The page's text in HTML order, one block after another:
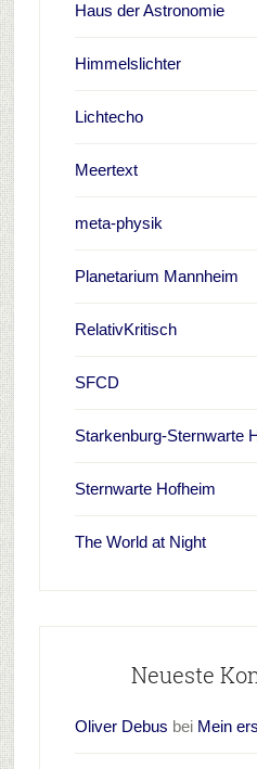
Haus der Astronomie
Himmelslichter
Lichtecho
Meertext
meta-physik
Planetarium Mannheim
RelativKritisch
SFCD
Starkenburg-Sternwarte
Sternwarte Hofheim
The World at Night
Neueste
Oliver Debus bei Mein